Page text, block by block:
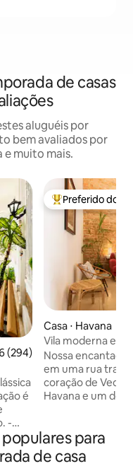
de casas
aluguéis por
bem avaliados por
e muito mais.
uma avaliação média de
(294)
é
-
Entre os
Preferido dos
Casa ⋅ Havana
Vila moderna e
Villa Diego
Nossa
em uma rua
coração de
Havana e um dos
natureza ao
diretamente na
algumas casas
para
de casa